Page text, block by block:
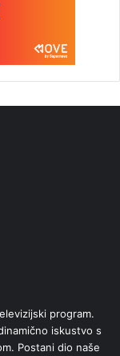
program.
iskustvo s
Postani dio naše